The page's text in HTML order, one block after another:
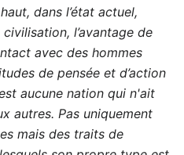
dans l’état actuel,
l’avantage de
avec des hommes
de pensée et d’action
aucune nation qui n'ait
autres. Pas uniquement
mais des traits de